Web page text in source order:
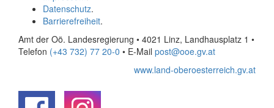
Datenschutz.
Barrierefreiheit.
Amt der Oö. Landesregierung • 4021 Linz, Landhausplatz 1 •
Telefon (+43 732) 77 20-0 • E-Mail post@ooe.gv.at
www.land-oberoesterreich.gv.at